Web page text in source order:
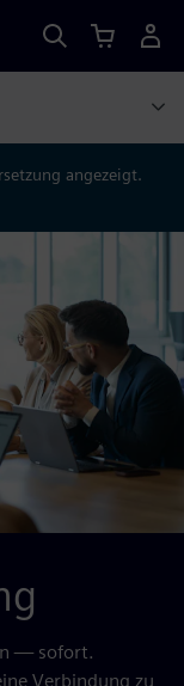
angezeigt.
— sofort.
Verbindung zu